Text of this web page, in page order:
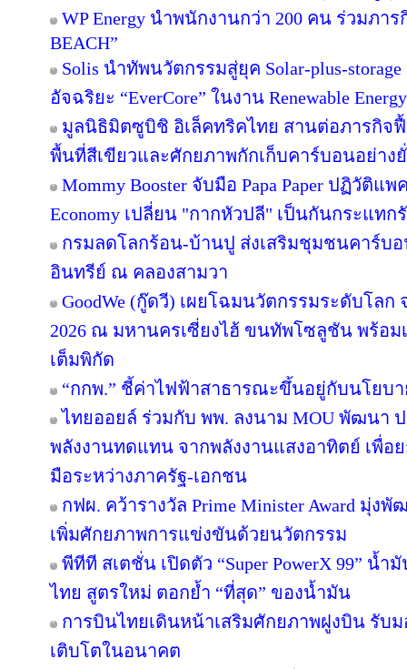
WP Energy นำพนักงานกว่า 200 คน ร่วมภาร
BEACH”
Solis นำทัพนวัตกรรมสู่ยุค Solar-plus-
อัจฉริยะ “EverCore” ในงาน Renewable
มูลนิธิมิตซูบิชิ อิเล็คทริคไทย สานต่อภารกิ
พื้นที่สีเขียวและศักยภาพกักเก็บคาร์บอนอย่าง
Mommy Booster จับมือ Papa Paper ปฏิวัติแ
Economy เปลี่ยน "กากหัวปลี" เป็นกันกระแทก
กรมลดโลกร้อน-บ้านปู ส่งเสริมชุมชนคาร์บ
อินทรีย์ ณ คลองสามวา
GoodWe (กู๊ดวี) เผยโฉมนวัตกรรมระดับโลก
2026 ณ มหานครเซี่ยงไฮ้ ขนทัพโซลูชัน พร้อ
เต็มพิกัด
“กกพ.” ชี้ค่าไฟฟ้าสาธารณะขึ้นอยู่กับนโยบา
ไทยออยล์ ร่วมกับ พพ. ลงนาม MOU พัฒนา
พลังงานทดแทน จากพลังงานแสงอาทิตย์ เพื่อ
มือระหว่างภาครัฐ-เอกชน
กฟผ. คว้ารางวัล Prime Minister Award มุ่ง
เพิ่มศักยภาพการแข่งขันด้วยนวัตกรรม
พีทีที สเตชั่น เปิดตัว “Super PowerX 99” น้
ไทย สูตรใหม่ ตอกย้ำ “ที่สุด” ของน้ำมัน
การบินไทยเดินหน้าเสริมศักยภาพฝูงบิน รับม
เติบโตในอนาคต